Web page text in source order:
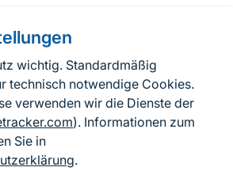
wichtig. Standardmäßig
technisch notwendige Cookies.
verwenden wir die Dienste der
). Informationen zum
Sie in
.
zur Seite
Kontakt zum BfN
Kontaktformular
zur Barrierefreiheit